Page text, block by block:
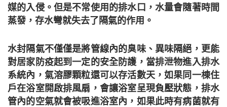
媒的入侵。但是不常使用的排水口，水量會隨著時間
蒸發，存水彎就失去了隔氣的作用。
水封隔氣不僅僅是將管線內的臭味、異味隔絕，更能
對居家防疫起到一定的安全防護，當排泄物進入排水
系統內，氣溶膠顆粒還可以存活數天，如果同一棟住
戶在浴室開啟排風扇，會讓浴室呈現負壓狀態，排水
管內的空氣就會被吸進浴室內，如果此時有病菌就有